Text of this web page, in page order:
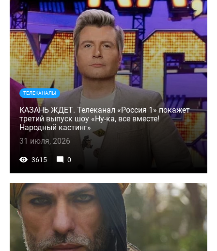
ТЕЛЕКАНАЛЫ
КАЗАНЬ ЖДЕТ. Телеканал «Россия 1» покажет
третий выпуск шоу «Ну-ка, все вместе!
Народный кастинг»
31 июля, 2026
3615 0